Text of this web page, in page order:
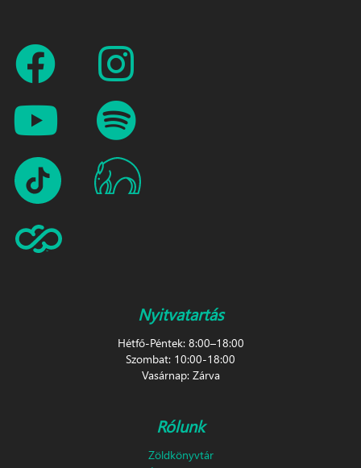
Nyitvatartás
Hétfő-Péntek: 8:00–18:00
Szombat: 10:00-18:00
Vasárnap: Zárva
Rólunk
Zöldkönyvtár